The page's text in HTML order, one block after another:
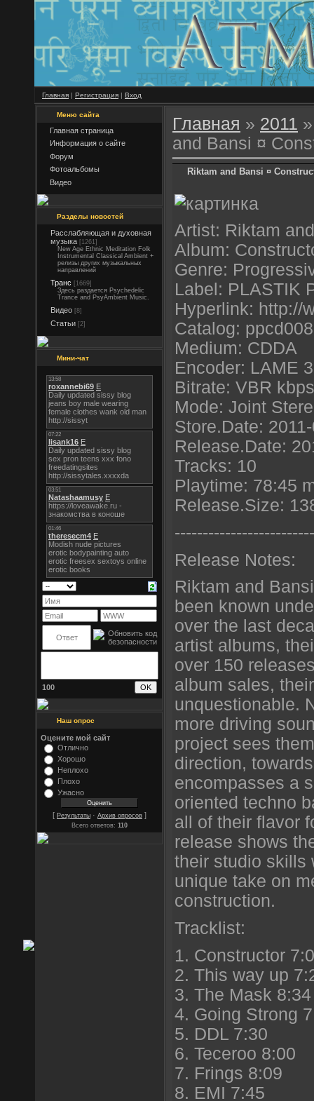
Главная | Регистрация | Вход
Меню сайта
Главная страница
Информация о сайте
Форум
Фотоальбомы
Видео
Разделы новостей
Расслабляющая и духовная
музыка [1261]
New Age Ethnic Meditation Folk
Instrumental Classical Ambient +
релизы других музыкальных
направлений
Транс [1669]
Здесь раздается Psychedelic
Trance and PsyAmbient Music.
Видео [8]
Статьи [2]
Мини-чат
100
Наш опрос
Оцените мой сайт
Отлично
Хорошо
Неплохо
Плохо
Ужасно
[ Результаты · Архив опросов ]
Всего ответов: 110
Главная » 2011 »
and Bansi ¤
Riktam and Bansi ¤
Artist: Riktam
Album:
Genre:
Label: PLASTIK
Hyperlink: http://
Catalog: ppcd008
Medium: CDDA
Encoder: LAME
Bitrate: VBR kbps
Mode: Joint
Store.Date:
Release.Date:
Tracks: 10
Playtime: 78:45
Release.Size:
----------------------
Release Notes:
Riktam and
been known
over the last
artist albums,
over 150
album sales,
unquestionable.
more driving
project sees
direction,
encompasses a
oriented techno
all of their flavor
release shows
their studio skills
unique take on
construction.
Tracklist:
1. Constructor
2. This way up
3. The Mask 8:34
4. Going Strong
5. DDL 7:30
6. Teceroo 8:00
7. Frings 8:09
8. EMI 7:45